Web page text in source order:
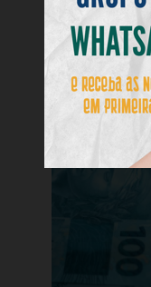
10 de janeiro de
Dispensas
copilotos